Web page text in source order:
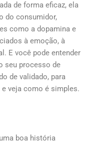
de forma eficaz, ela
do consumidor,
como a dopamina e
à emoção, à
E você pode entender
seu processo de
de validado, para
veja como é simples.
boa história